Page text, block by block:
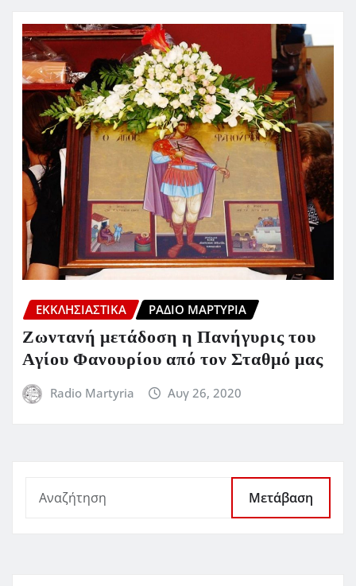
ΕΚΚΛΗΣΙΑΣΤΙΚΆ ΡΆΔΙΟ ΜΑΡΤΥΡΊΑ
Ζωντανή μετάδοση η Πανήγυρις του
Αγίου Φανουρίου από τον Σταθμό μας
Radio Martyria Αυγ 26, 2020
Μετάβαση